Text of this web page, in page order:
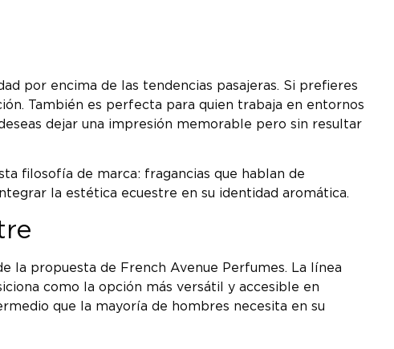
por encima de las tendencias pasajeras. Si prefieres
También es perfecta para quien trabaja en entornos
dejar una impresión memorable pero sin resultar
filosofía de marca: fragancias que hablan de
la estética ecuestre en su identidad aromática.
la propuesta de French Avenue Perfumes. La línea
como la opción más versátil y accesible en
que la mayoría de hombres necesita en su